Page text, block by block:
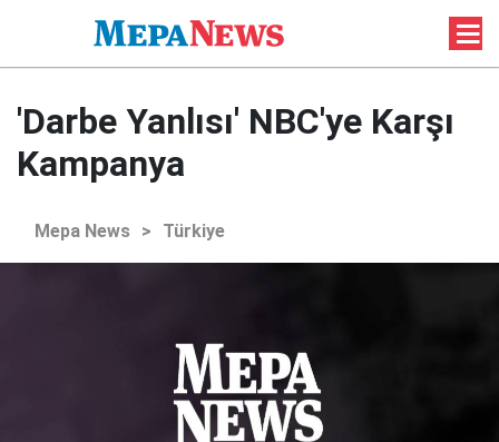
'Darbe Yanlısı' NBC'ye Karşı
Kampanya
Mepa News > Türkiye